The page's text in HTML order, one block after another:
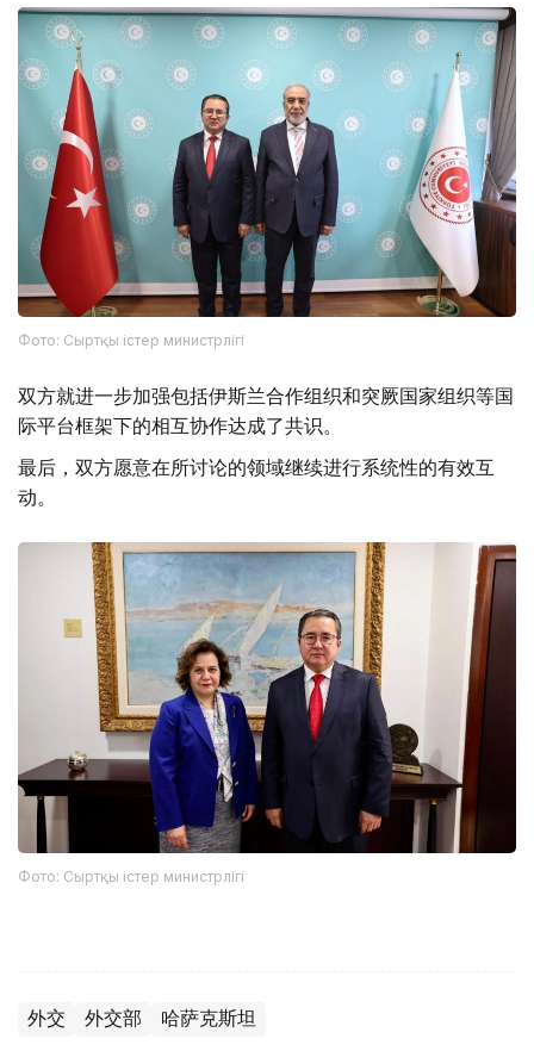
Фото: Сыртқы істер министрлігі
双方就进一步加强包括伊斯兰合作组织和突厥国家组织等国
际平台框架下的相互协作达成了共识。
最后，双方愿意在所讨论的领域继续进行系统性的有效互
动。
Фото: Сыртқы істер министрлігі
外交 外交部 哈萨克斯坦